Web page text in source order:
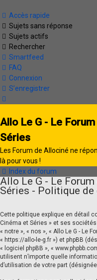
Accès rapide
Sujets sans réponse
Sujets actifs
Rechercher
Smartfeed
FAQ
Connexion
S’enregistrer
Allo Le G - Le
Séries
Les Forum de Allociné ne
là pour vous !
Index du forum
Allo Le G - Le
Séries - Politique
Cette politique explique en détail
Cinéma et Séries » et ses
« notre », « nos », « Allo Le G - Le
« https://allo-le-g.fr ») et phpBB
« logiciel phpBB », «
utilisent n’importe quelle
d’utilisation de votre part